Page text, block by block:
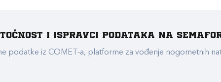
i ispravci podataka na
podatke iz COMET-a, platforme za vođenje nogometnih